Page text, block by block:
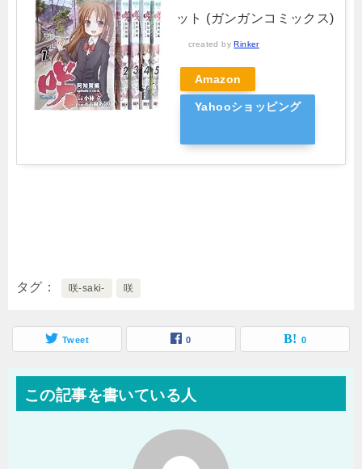
ット (ガンガンコミックス)
created byRinker
Amazon
Yahooショッピング
タグ 咲-saki- 咲
Tweet 0 0
この記事を書いている人